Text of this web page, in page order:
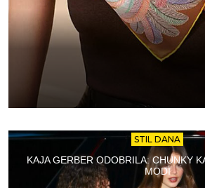
STIL DANA
KAJA GERBER ODOBRILA: CHUNKY
MODI